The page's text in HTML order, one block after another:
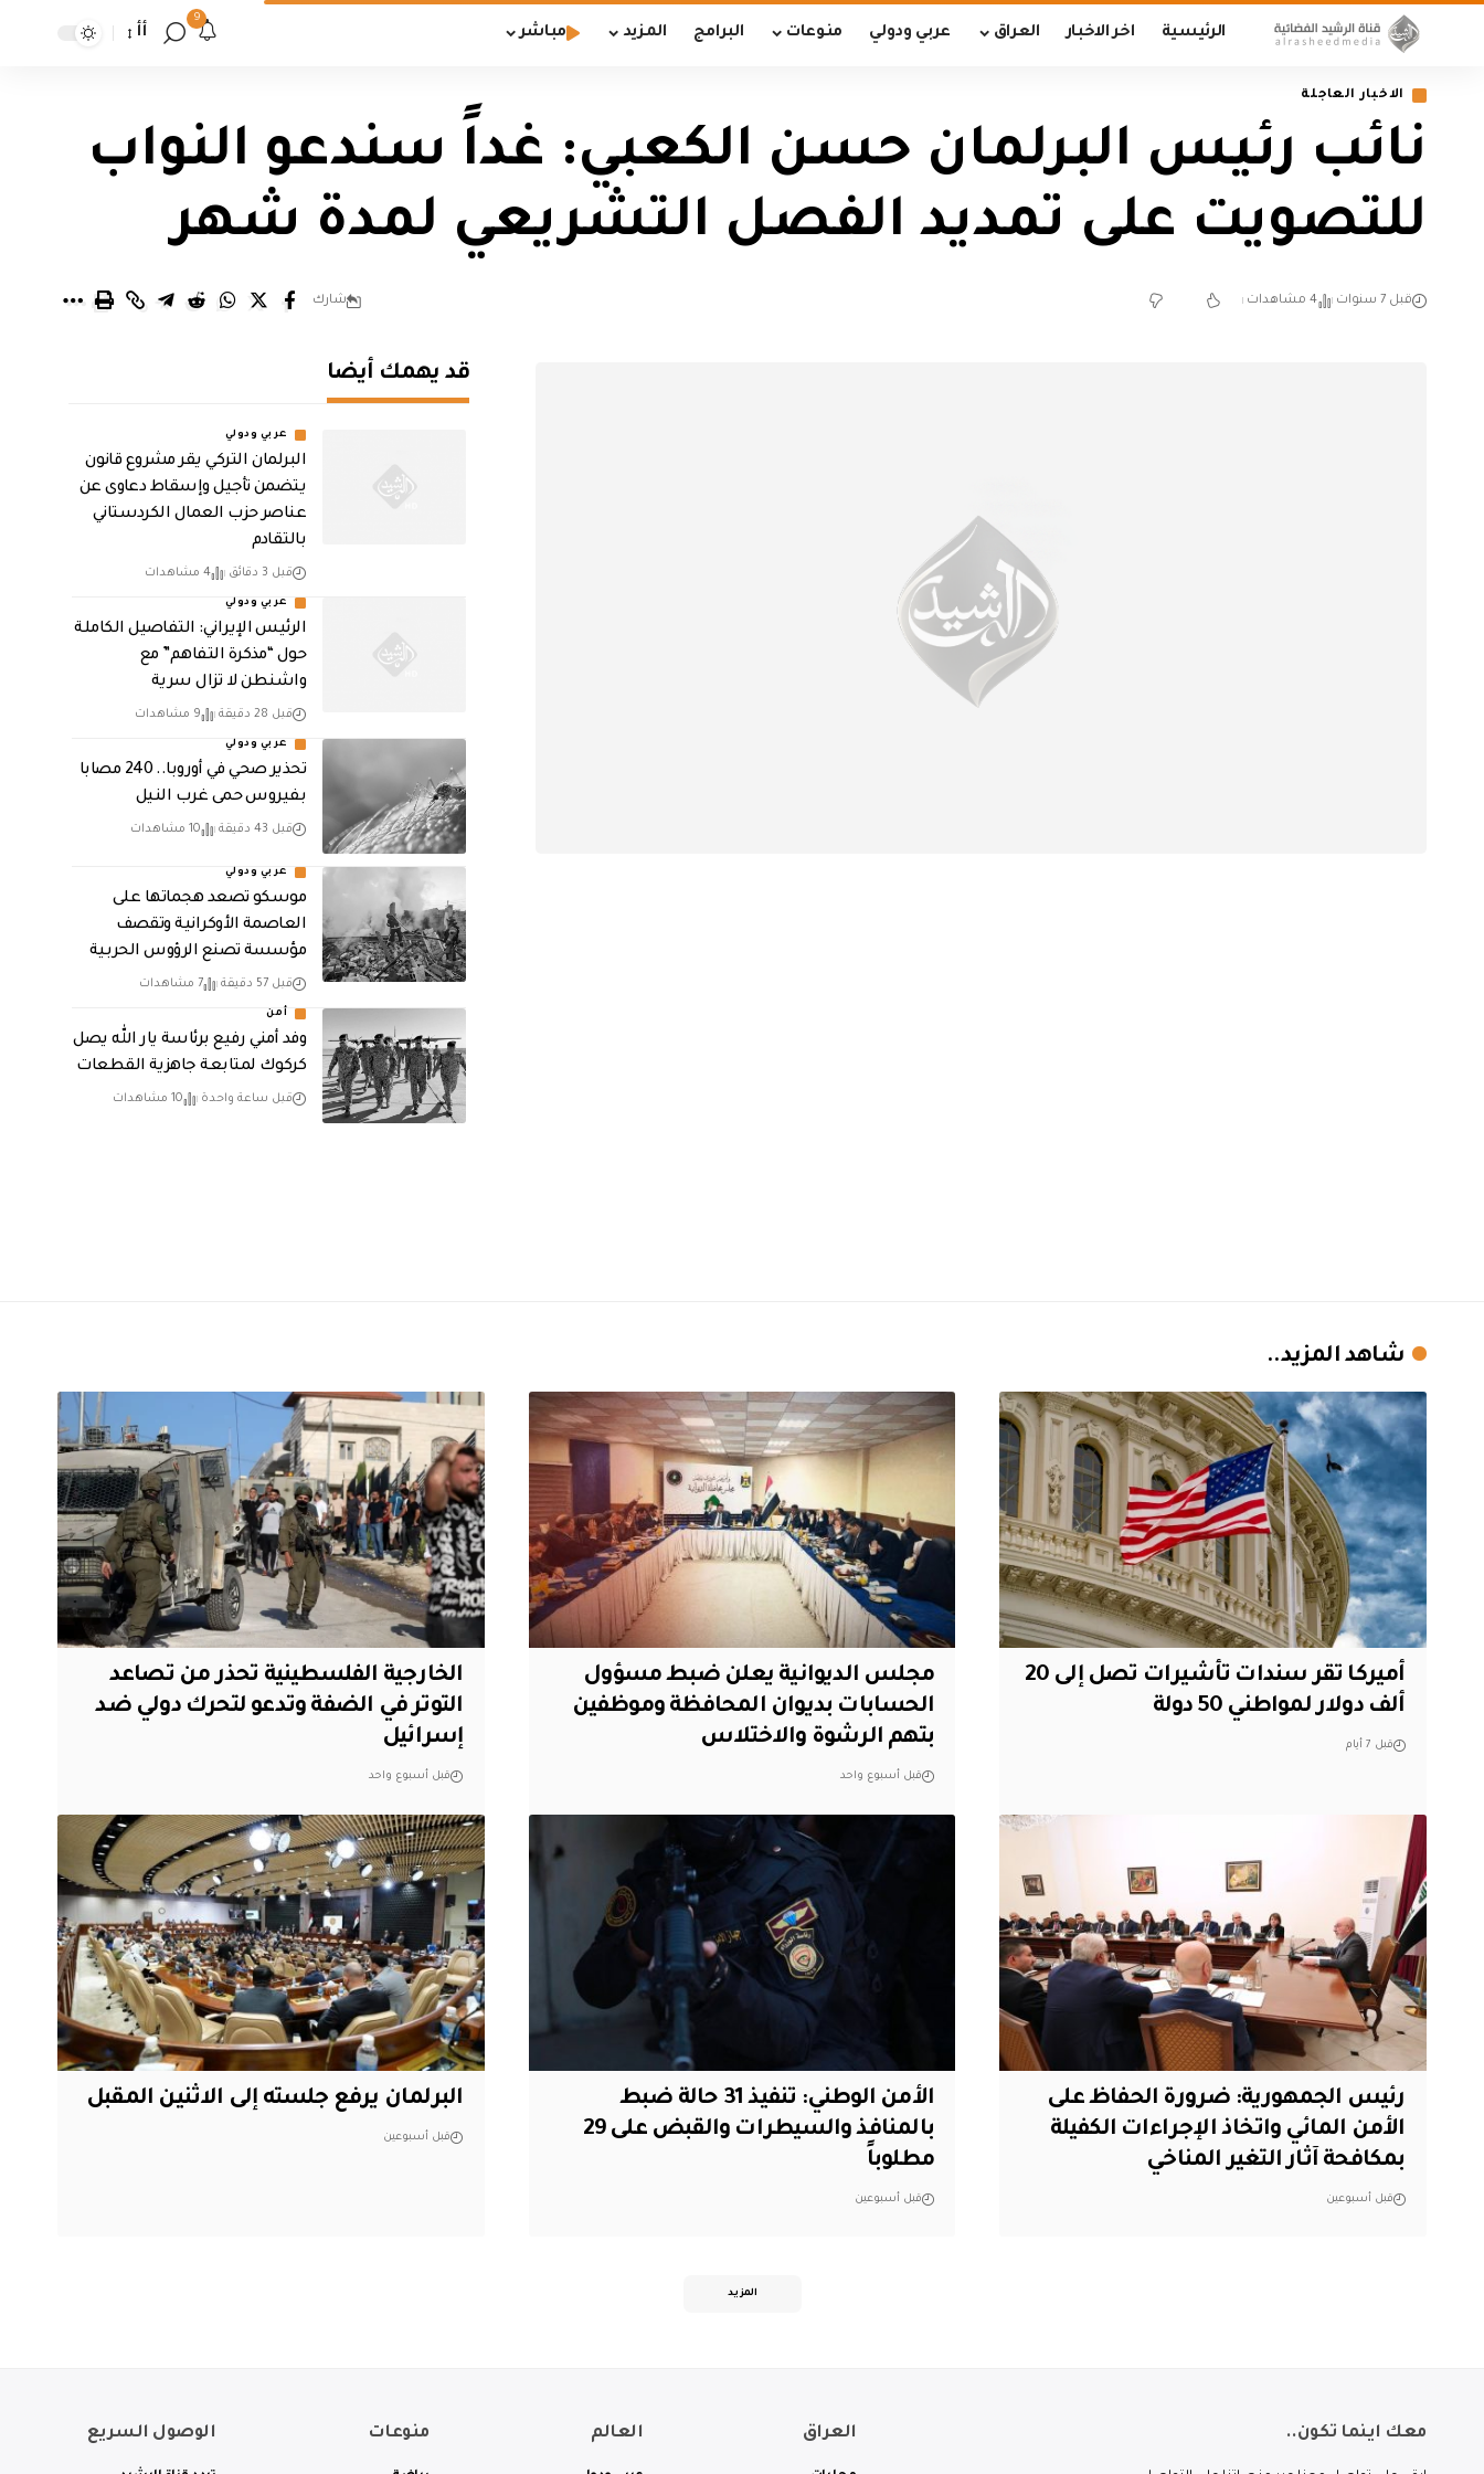
الرئيسية اخر الاخبار العراق عربي ودولي منوعات البرامج المزيد مباشر
9
أأ
الاخبار العاجلة
نائب رئيس البرلمان حسن الكعبي: غداً سندعو النواب
للتصويت على تمديد الفصل التشريعي لمدة شهر
قبل 7 سنوات 4 مشاهدات شارك
قد يهمك أيضا
عربي ودولي
البرلمان التركي يقر مشروع قانون
يتضمن تأجيل وإسقاط دعاوى عن
عناصر حزب العمال الكردستاني
بالتقادم
قبل 3 دقائق 4 مشاهدات
عربي ودولي
الرئيس الإيراني: التفاصيل الكاملة
حول “مذكرة التفاهم” مع
واشنطن لا تزال سرية
قبل 28 دقيقة 9 مشاهدات
عربي ودولي
تحذير صحي في أوروبا.. 240 مصابا
بفيروس حمى غرب النيل
قبل 43 دقيقة 10 مشاهدات
عربي ودولي
موسكو تصعد هجماتها على
العاصمة الأوكرانية وتقصف
مؤسسة تصنع الرؤوس الحربية
قبل 57 دقيقة 7 مشاهدات
أمن
وفد أمني رفيع برئاسة يار الله يصل
كركوك لمتابعة جاهزية القطعات
قبل ساعة واحدة 10 مشاهدات
شاهد المزيد..
أميركا تقر سندات تأشيرات تصل إلى 20
ألف دولار لمواطني 50 دولة
قبل 7 أيام
مجلس الديوانية يعلن ضبط مسؤول
الحسابات بديوان المحافظة وموظفين
بتهم الرشوة والاختلاس
قبل أسبوع واحد
الخارجية الفلسطينية تحذر من تصاعد
التوتر في الضفة وتدعو لتحرك دولي ضد
إسرائيل
قبل أسبوع واحد
رئيس الجمهورية: ضرورة الحفاظ على
الأمن المائي واتخاذ الإجراءات الكفيلة
بمكافحة آثار التغير المناخي
قبل أسبوعين
الأمن الوطني: تنفيذ 31 حالة ضبط
بالمنافذ والسيطرات والقبض على 29
مطلوباً
قبل أسبوعين
البرلمان يرفع جلسته إلى الاثنين المقبل
قبل أسبوعين
المزيد
معك اينما تكون.. العراق العالم منوعات الوصول السريع